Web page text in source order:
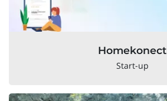
Homekonect
Start-up